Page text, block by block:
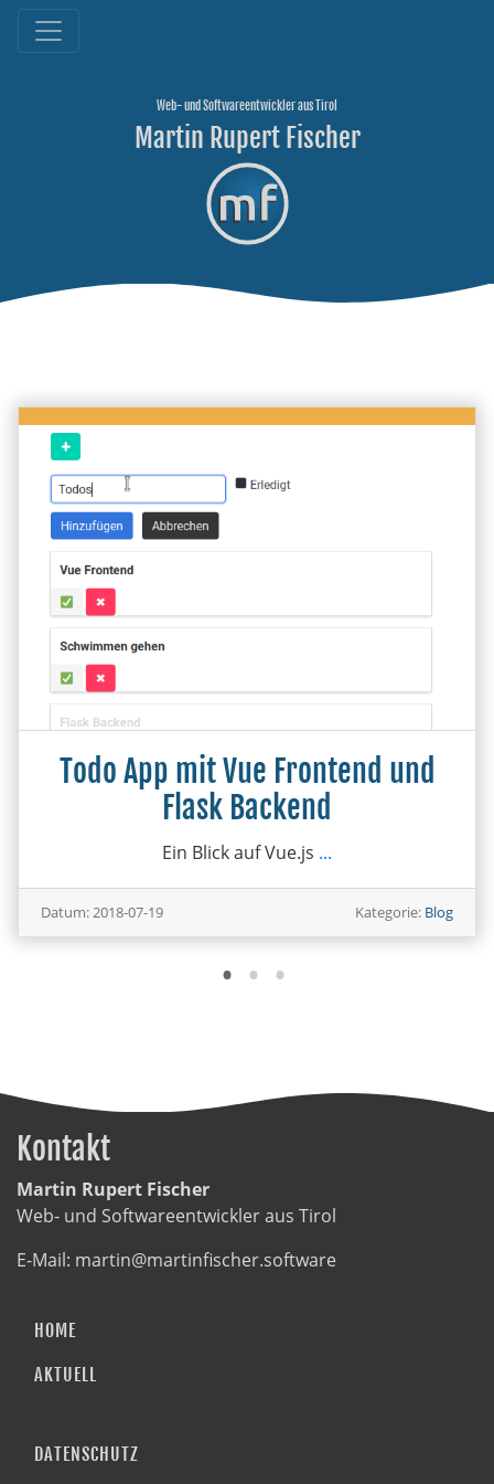
Direkt zum Hauptinhalt springen
Web- und Softwareentwickler aus Tirol
Martin Rupert Fischer
Todo App mit Vue Frontend und
Flask Backend
Ein Blick auf Vue.js ...
Datum: 2018-07-19 Kategorie: Blog
Kontakt
Martin Rupert Fischer
Web- und Softwareentwickler aus Tirol
E-Mail: martin@martinfischer.software
HOME
AKTUELL
DATENSCHUTZ